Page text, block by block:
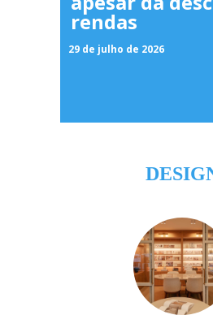
rendas
29 de julho de 2026